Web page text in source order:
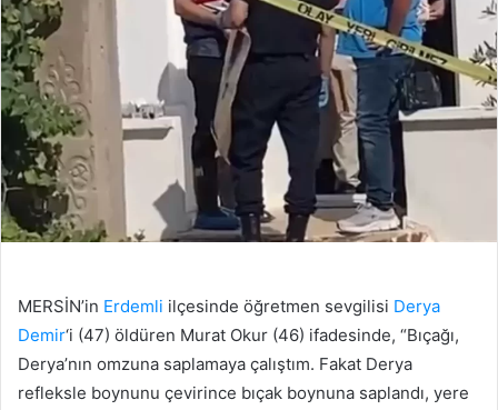
MERSİN’in Erdemli ilçesinde öğretmen sevgilisi Derya
Demir‘i (47) öldüren Murat Okur (46) ifadesinde, “Bıçağı,
Derya’nın omzuna saplamaya çalıştım. Fakat Derya
refleksle boynunu çevirince bıçak boynuna saplandı, yere